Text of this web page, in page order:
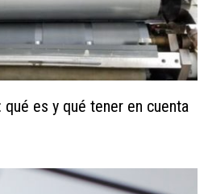
es y qué tener en cuenta